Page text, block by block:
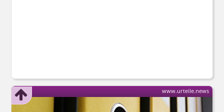
www.urteile.news